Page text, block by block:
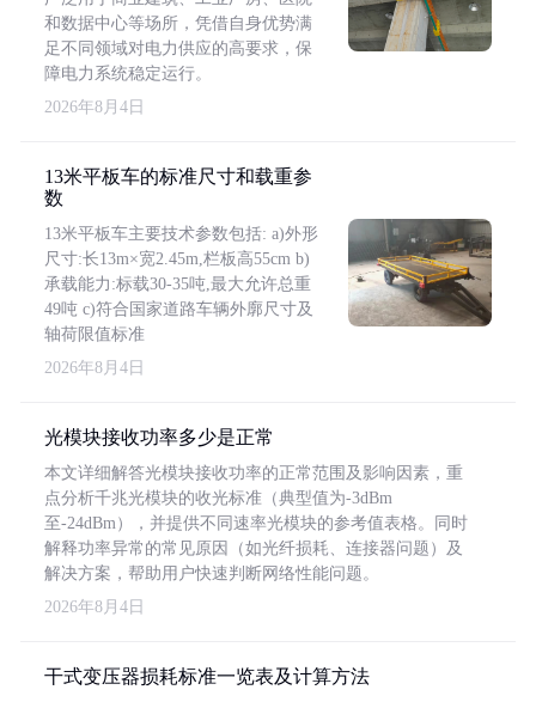
和数据中心等场所，凭借自身优势满
足不同领域对电力供应的高要求，保
障电力系统稳定运行。
2026年8月4日
13米平板车的标准尺寸和载重参
数
13米平板车主要技术参数包括: a)外形
尺寸:长13m×宽2.45m,栏板高55cm b)
承载能力:标载30-35吨,最大允许总重
49吨 c)符合国家道路车辆外廓尺寸及
轴荷限值标准
2026年8月4日
光模块接收功率多少是正常
本文详细解答光模块接收功率的正常范围及影响因素，重
点分析千兆光模块的收光标准（典型值为-3dBm
至-24dBm），并提供不同速率光模块的参考值表格。同时
解释功率异常的常见原因（如光纤损耗、连接器问题）及
解决方案，帮助用户快速判断网络性能问题。
2026年8月4日
干式变压器损耗标准一览表及计算方法